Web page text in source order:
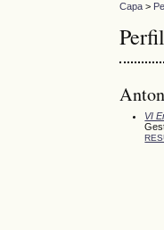
Capa >
VI